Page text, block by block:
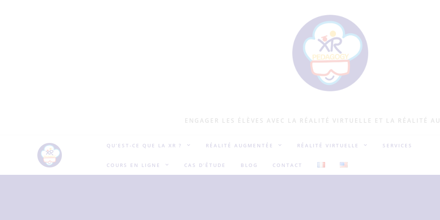
ENGAGER LES ÉLÈVES AVEC LA RÉALITÉ VIRTUELLE ET LA RÉALITÉ
QU’EST-CE QUE LA XR ? RÉALITÉ AUGMENTÉE RÉALITÉ VIRTUELLE SERVICES
COURS EN LIGNE CAS D’ÉTUDE BLOG CONTACT